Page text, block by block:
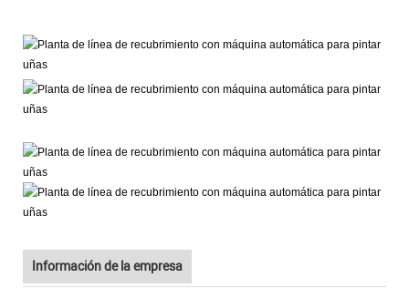
Información de la empresa